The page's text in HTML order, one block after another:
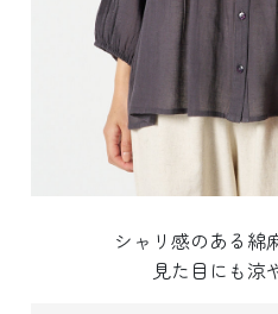
シャリ感のある綿
見た目にも涼